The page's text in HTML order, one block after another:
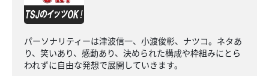
パーソナリティーは津波信一、小渡俊彰、ナツコ。ネタあ
り、笑いあり、感動あり、決められた構成や枠組みにとら
われずに自由な発想で展開していきます。